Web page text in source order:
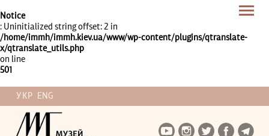
Notice
: Uninitialized string offset: 2 in
/home/immh/immh.kiev.ua/www/wp-content/plugins/qtranslate-
x/qtranslate_utils.php
on line
501
УКР ENG